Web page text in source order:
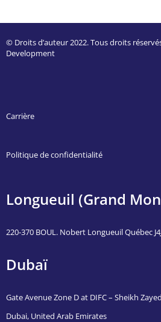
© Droits d’auteur 2022. Tous droits
Development
Carrière
Politique de confidentialité
Longueuil (Grand
220-370 BOUL. Nobert Longueuil Québec
Dubaï
Gate Avenue Zone D at DIFC – Sheikh
Dubai, United Arab Emirates